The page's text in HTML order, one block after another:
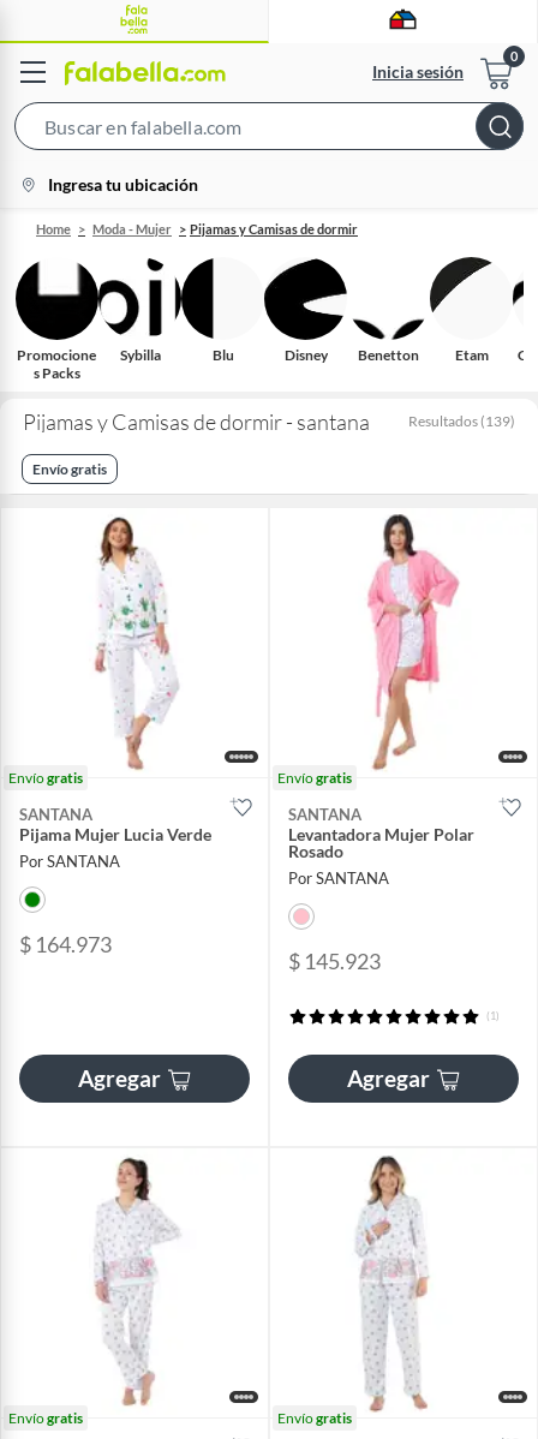
Inicia sesión
Bar
location-
icon
Ingresa tu ubicación
Home Moda - Mujer Pijamas y Camisas de dormir
Promocione
s Packs
Sybilla Blu Disney Benetton Etam
Pijamas y Camisas de dormir - santana Resultados (139)
Envío gratis
Envíogratis
SANTANA
Pijama Mujer Lucia Verde
Por SANTANA
$ 164.973
Agregar
Envíogratis
SANTANA
Levantadora Mujer Polar
Rosado
Por SANTANA
$ 145.923
(1)
Agregar
Envíogratis Envíogratis